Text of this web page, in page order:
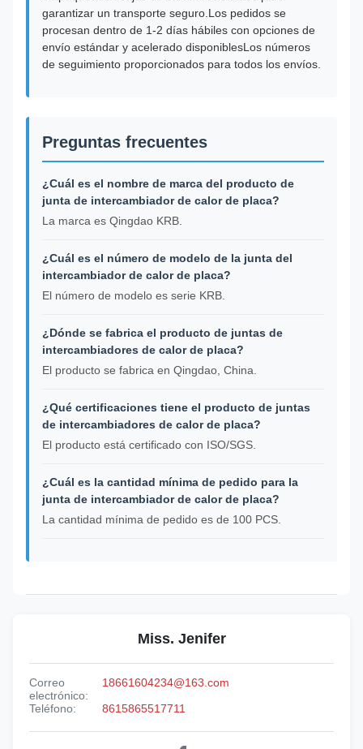
garantizar un transporte seguro.Los pedidos se
procesan dentro de 1-2 días hábiles con opciones de
envío estándar y acelerado disponiblesLos números
de seguimiento proporcionados para todos los envíos.
Preguntas frecuentes
¿Cuál es el nombre de marca del producto de
junta de intercambiador de calor de placa?
La marca es Qingdao KRB.
¿Cuál es el número de modelo de la junta del
intercambiador de calor de placa?
El número de modelo es serie KRB.
¿Dónde se fabrica el producto de juntas de
intercambiadores de calor de placa?
El producto se fabrica en Qingdao, China.
¿Qué certificaciones tiene el producto de juntas
de intercambiadores de calor de placa?
El producto está certificado con ISO/SGS.
¿Cuál es la cantidad mínima de pedido para la
junta de intercambiador de calor de placa?
La cantidad mínima de pedido es de 100 PCS.
Miss. Jenifer
Correo
electrónico:
18661604234@163.com
Teléfono:
8615865517711